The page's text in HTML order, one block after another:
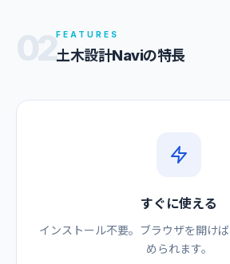
FEATURES
土木設計Naviの特長
すぐに使える
インストール不要。ブラウザを開け
められます。